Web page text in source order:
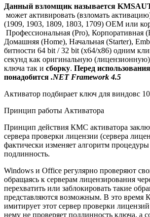
Данный взломщик называется
может активировать (взломать
(1909, 1903, 1809, 1803, 1709) OEM или
Профессиональная (Pro), Корпоративная
Домашняя (Home), Начальная (Starter),
битности 64 bit / 32 bit (x64/x86) одним
секунд как оригинальную
ключа так и сборку. Перед
понадобится .NET Framework 4.5
Активатор подбирает ключ для виндовс
Принцип работы Активатора
Принцип действия КМС активатора
сервера проверки лицензии (сервера
фактически изменяет алгоритм
подлинность.
Windows и Office регулярно проверяют
обращаясь к серверам лицензирования
перехватить или заблокировать такие
представляются возможным. В это время
имитирует этот сервер проверки
нему не проверяет подлинность ключа, а